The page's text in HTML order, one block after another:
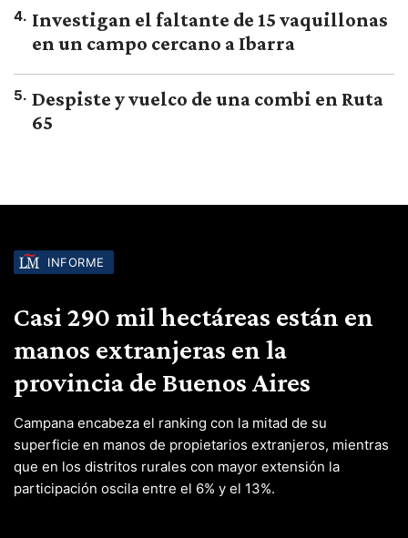
4. Investigan el faltante de 15 vaquillonas
en un campo cercano a Ibarra
5. Despiste y vuelco de una combi en Ruta
65
INFORME
Casi 290 mil hectáreas están en
manos extranjeras en la
provincia de Buenos Aires
Campana encabeza el ranking con la mitad de su
superficie en manos de propietarios extranjeros, mientras
que en los distritos rurales con mayor extensión la
participación oscila entre el 6% y el 13%.